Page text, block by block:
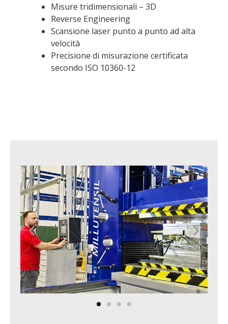
Misure tridimensionali – 3D
Reverse Engineering
Scansione laser punto a punto ad alta
velocità
Precisione di misurazione certificata
secondo ISO 10360-12